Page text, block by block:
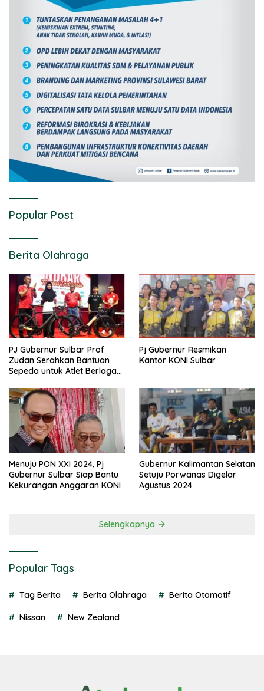
Popular Post
Berita Olahraga
PJ Gubernur Sulbar Prof
Zudan Serahkan Bantuan
Sepeda untuk Atlet Berlaga
Pj Gubernur Resmikan
Kantor KONI Sulbar
Menuju PON XXI 2024, Pj
Gubernur Sulbar Siap Bantu
Kekurangan Anggaran KONI
Gubernur Kalimantan Selatan
Setuju Porwanas Digelar
Agustus 2024
Selengkapnya
Popular Tags
Tag Berita Berita Olahraga Berita Otomotif
Nissan New Zealand